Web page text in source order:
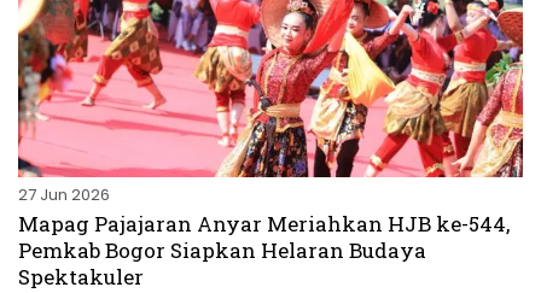
27 Jun 2026
Mapag Pajajaran Anyar Meriahkan HJB ke-544,
Pemkab Bogor Siapkan Helaran Budaya
Spektakuler